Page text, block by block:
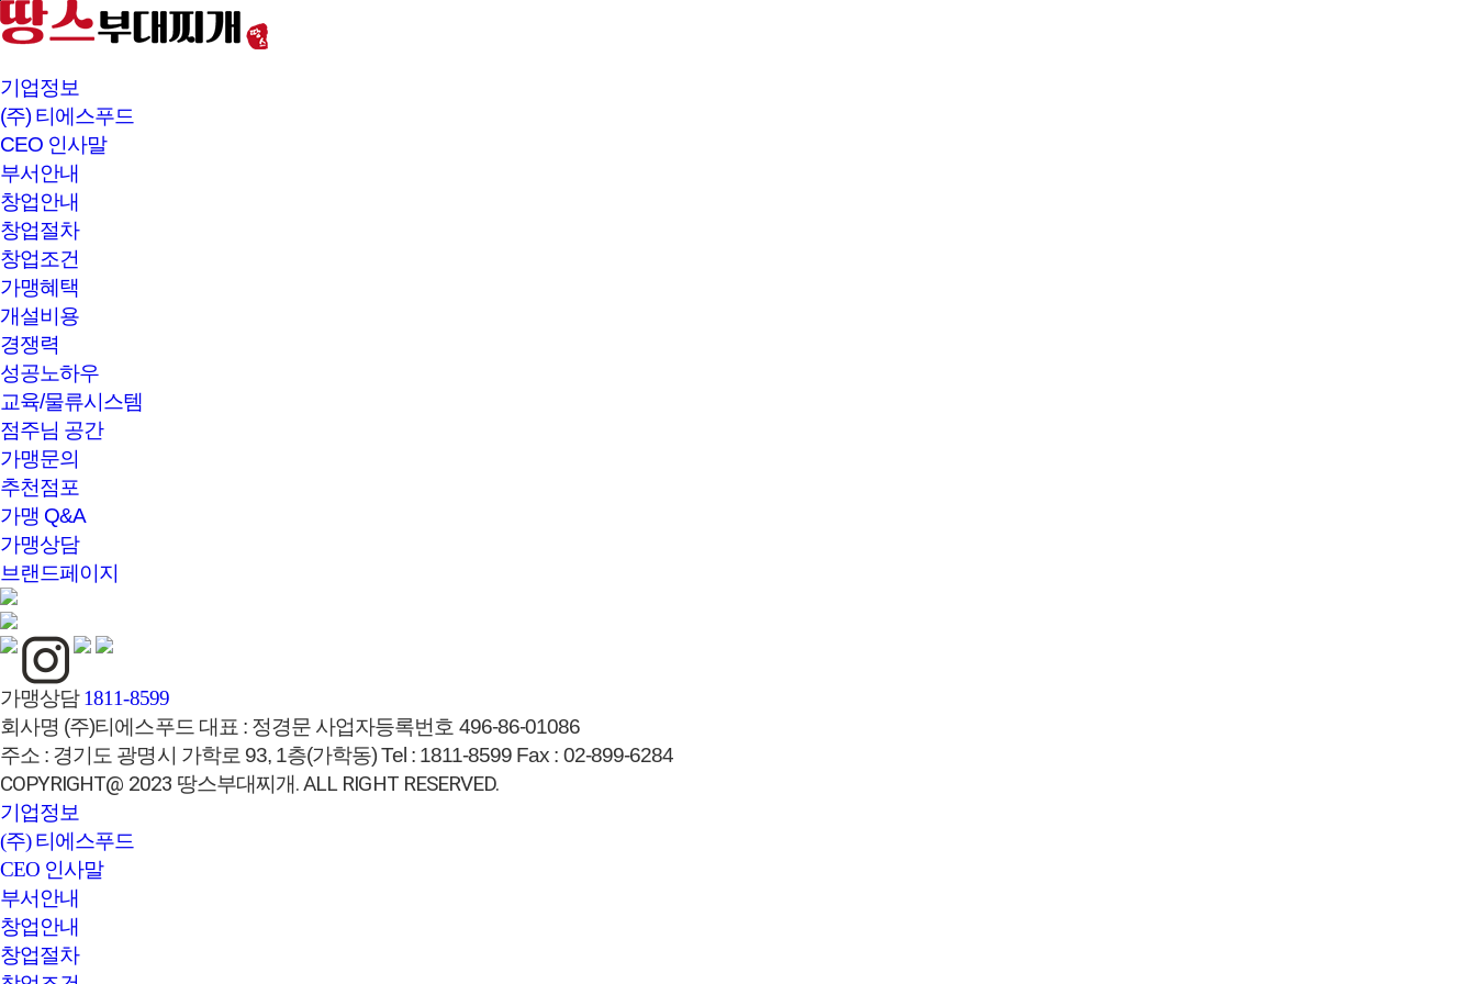
본문바로가기
기업정보
(주) 티에스푸드
CEO 인사말
부서안내
창업안내
창업절차
창업조건
가맹혜택
개설비용
경쟁력
성공노하우
교육/물류시스템
점주님 공간
가맹문의
추천점포
가맹 Q&A
가맹상담
브랜드페이지
가맹상담 1811-8599
회사명 (주)티에스푸드 대표 : 정경문 사업자등록번호 496-86-01086
주소 : 경기도 광명시 가학로 93, 1층(가학동)Tel : 1811-8599 Fax : 02-899-6284
COPYRIGHT@ 2023 땅스부대찌개. ALL RIGHT RESERVED.
기업정보
(주) 티에스푸드
CEO 인사말
부서안내
창업안내
창업절차